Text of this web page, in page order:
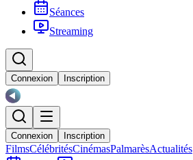
Séances
Streaming
Connexion Inscription
Connexion Inscription
FilmsCélébritésCinémasPalmarèsActualités